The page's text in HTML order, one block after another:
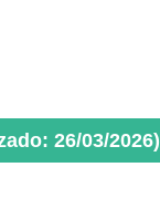
26/03/2026)